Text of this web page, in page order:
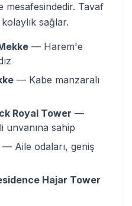
mesafesindedir. Tavaf
sağlar.
— Harem'e
— Kabe manzaralı
Royal Tower —
unvanına sahip
— Aile odaları, geniş
Hajar Tower